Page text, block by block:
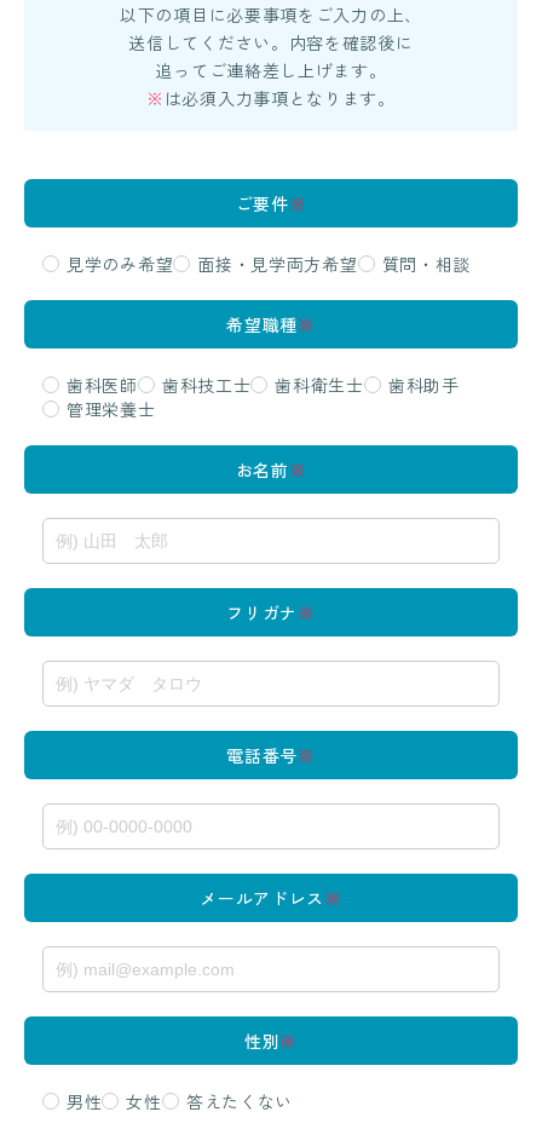
以下の項目に必要事項をご入力の上、
送信してください。内容を確認後に
追ってご連絡差し上げます。
※ は必須入力事項となります。
ご要件※
見学のみ希望 面接・見学両方希望 質問・相談
希望職種※
歯科医師 歯科技工士 歯科衛生士
歯科助手
管理栄養士
お名前 ※
フリガナ ※
電話番号※
メールアドレス ※
性別※
男性 女性 答えたくない